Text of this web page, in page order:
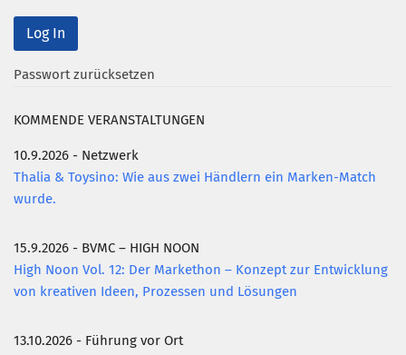
AKTUELLES
KONTAKT
Passwort zurücksetzen
KOMMENDE VERANSTALTUNGEN
10.9.2026 - Netzwerk
Thalia & Toysino: Wie aus zwei Händlern ein Marken-Match
wurde.
15.9.2026 - BVMC – HIGH NOON
High Noon Vol. 12: Der Markethon – Konzept zur Entwicklung
von kreativen Ideen, Prozessen und Lösungen
13.10.2026 - Führung vor Ort